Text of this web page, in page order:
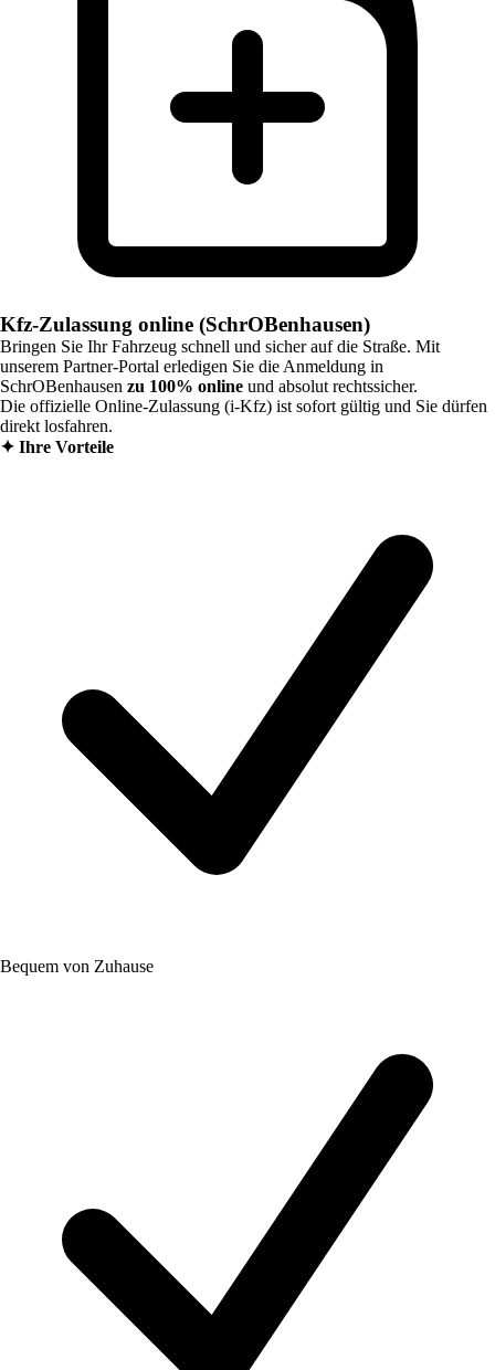
Kfz-Zulassung online (SchrOBenhausen)
Bringen Sie Ihr Fahrzeug schnell und sicher auf die Straße. Mit
unserem Partner-Portal erledigen Sie die Anmeldung in
SchrOBenhausen zu 100% online und absolut rechtssicher.
Die offizielle Online-Zulassung (i-Kfz) ist sofort gültig und Sie dürfen
direkt losfahren.
✦ Ihre Vorteile
Bequem von Zuhause